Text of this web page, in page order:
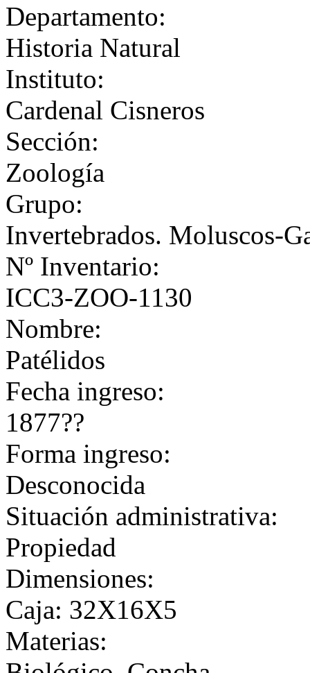
Departamento:
Historia Natural
Instituto:
Cardenal Cisneros
Sección:
Zoología
Grupo:
Invertebrados. Moluscos-
Nº Inventario:
ICC3-ZOO-1130
Nombre:
Patélidos
Fecha ingreso:
1877??
Forma ingreso:
Desconocida
Situación administrativa:
Propiedad
Dimensiones:
Caja: 32X16X5
Materias: